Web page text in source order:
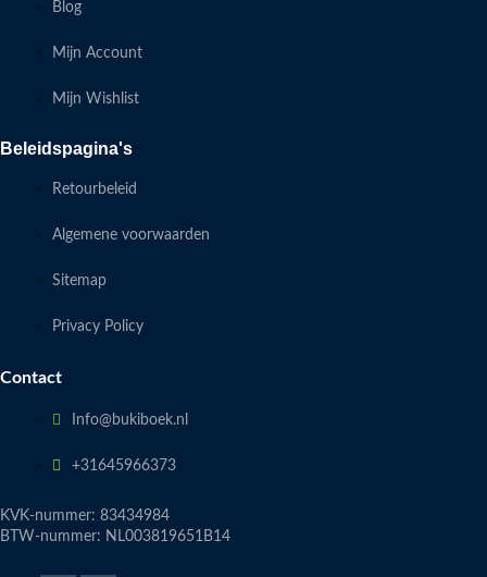
Blog
Mijn Account
Mijn Wishlist
Beleidspagina's
Retourbeleid
Algemene voorwaarden
Sitemap
Privacy Policy
Contact
Info@bukiboek.nl
+31645966373
KVK-nummer: 83434984
BTW-nummer: NL003819651B14